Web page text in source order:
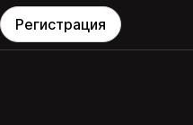
Регистрация